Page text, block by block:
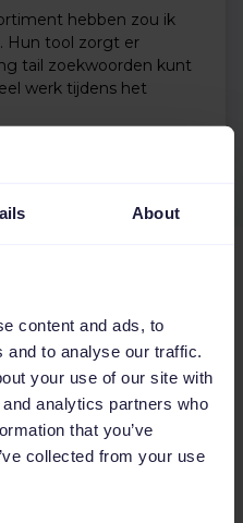
About
content and ads, to
to analyse our traffic.
your use of our site with
analytics partners who
that you’ve
collected from your use
hebben zou ik
Hun tool zorgt er
tail zoekwoorden kunt
werk tijdens het
marktleiders
Capterra 4.6
OMR4.6